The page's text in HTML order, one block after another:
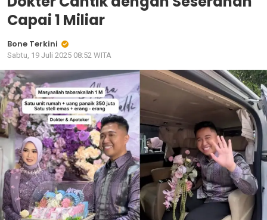
Capai 1 Miliar
Bone Terkini
Sabtu, 19 Juli 2025 08:52 WITA